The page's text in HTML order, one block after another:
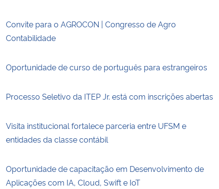
Convite para o AGROCON | Congresso de Agro
Contabilidade
Oportunidade de curso de português para estrangeiros
Processo Seletivo da ITEP Jr. está com inscrições abertas
Visita institucional fortalece parceria entre UFSM e
entidades da classe contábil
Oportunidade de capacitação em Desenvolvimento de
Aplicações com IA, Cloud, Swift e IoT